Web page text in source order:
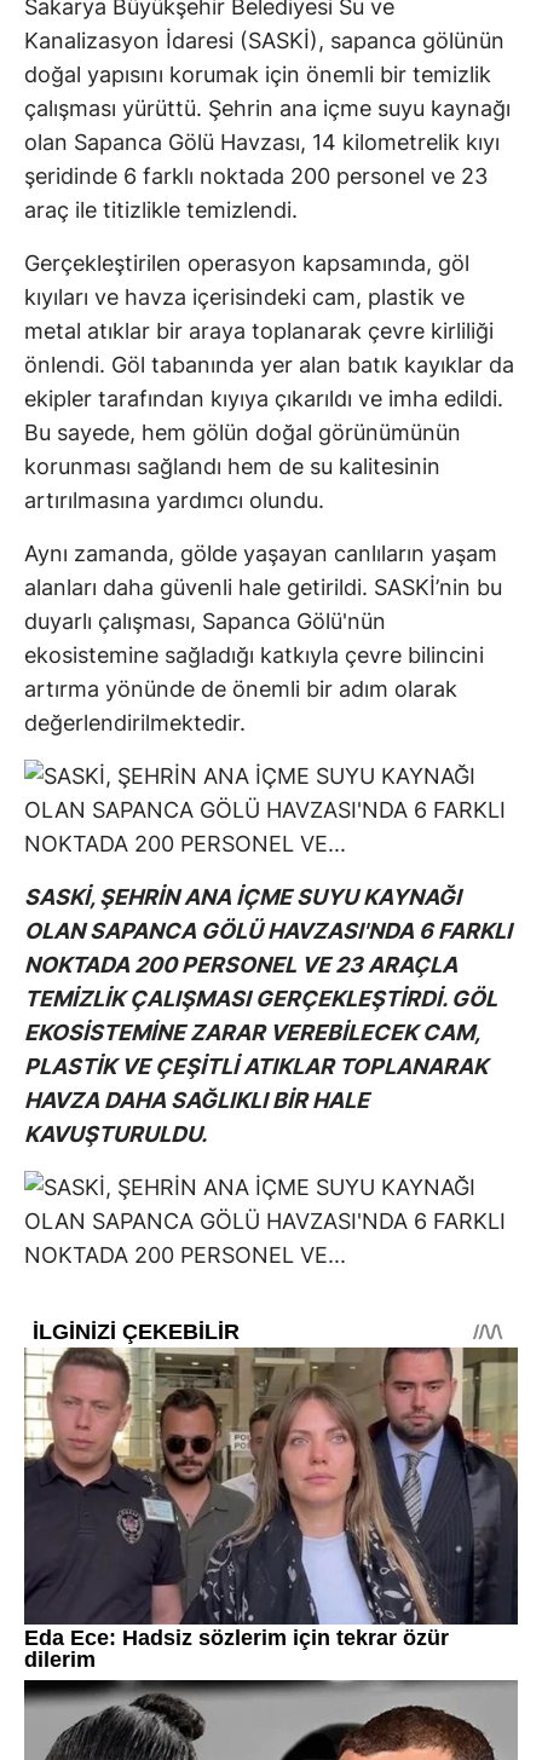
Sakarya Büyükşehir Belediyesi Su ve
Kanalizasyon İdaresi (SASKİ), sapanca gölünün
doğal yapısını korumak için önemli bir temizlik
çalışması yürüttü. Şehrin ana içme suyu kaynağı
olan Sapanca Gölü Havzası, 14 kilometrelik kıyı
şeridinde 6 farklı noktada 200 personel ve 23
araç ile titizlikle temizlendi.
Gerçekleştirilen operasyon kapsamında, göl
kıyıları ve havza içerisindeki cam, plastik ve
metal atıklar bir araya toplanarak çevre kirliliği
önlendi. Göl tabanında yer alan batık kayıklar da
ekipler tarafından kıyıya çıkarıldı ve imha edildi.
Bu sayede, hem gölün doğal görünümünün
korunması sağlandı hem de su kalitesinin
artırılmasına yardımcı olundu.
Aynı zamanda, gölde yaşayan canlıların yaşam
alanları daha güvenli hale getirildi. SASKİ’nin bu
duyarlı çalışması, Sapanca Gölü'nün
ekosistemine sağladığı katkıyla çevre bilincini
artırma yönünde de önemli bir adım olarak
değerlendirilmektedir.
SASKİ, ŞEHRİN ANA İÇME SUYU KAYNAĞI
OLAN SAPANCA GÖLÜ HAVZASI'NDA 6 FARKLI
NOKTADA 200 PERSONEL VE 23 ARAÇLA
TEMİZLİK ÇALIŞMASI GERÇEKLEŞTİRDİ. GÖL
EKOSİSTEMİNE ZARAR VEREBİLECEK CAM,
PLASTİK VE ÇEŞİTLİ ATIKLAR TOPLANARAK
HAVZA DAHA SAĞLIKLI BİR HALE
KAVUŞTURULDU.